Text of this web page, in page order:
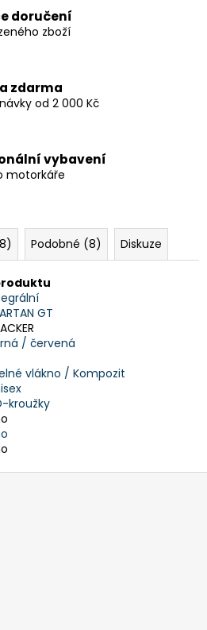
doručení
zboží
zdarma
od 2 000 Kč
vybavení
motorkáře
Podobné (8) Diskuze
GT
/ červená
vlákno / Kompozit
kroužky